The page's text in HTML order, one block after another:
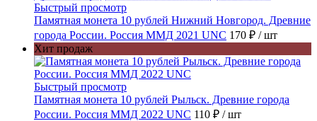
Быстрый просмотр
Памятная монета 10 рублей Нижний Новгород. Древние
города России. Россия ММД 2021 UNC 170 ₽ / шт
Хит продаж
Быстрый просмотр
Памятная монета 10 рублей Рыльск. Древние города
России. Россия ММД 2022 UNC 110 ₽ / шт